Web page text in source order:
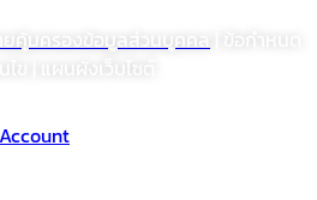
ยคุ้มครองข้อมูลส่วนบุคคล
นไข | แผนผังเว็บไซต์
Account